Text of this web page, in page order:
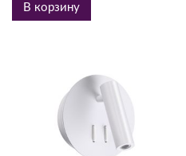
В корзину